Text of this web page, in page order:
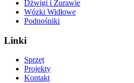
Dźwigi i Żurawie
Wózki Widłowe
Podnośniki
Linki
Sprzęt
Projekty
Kontakt